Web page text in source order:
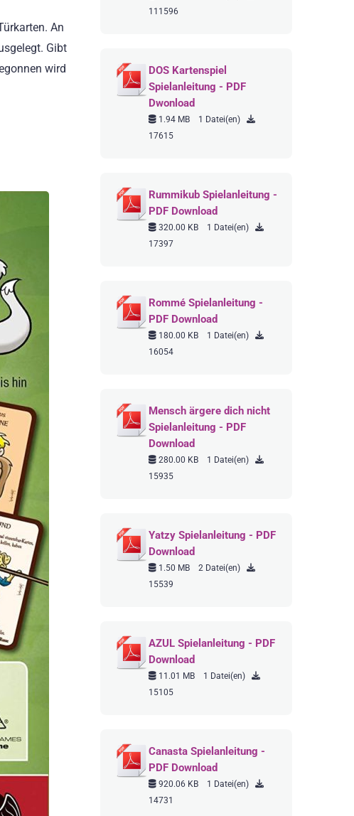
An
Gibt
wird
111596
DOS Kartenspiel
Spielanleitung - PDF
Dwonload
1.94 MB
1 Datei(en)
17615
Rummikub Spielanleitung -
PDF Download
320.00 KB
1 Datei(en)
17397
Rommé Spielanleitung -
PDF Download
180.00 KB
1 Datei(en)
16054
Mensch ärgere dich nicht
Spielanleitung - PDF
Download
280.00 KB
1 Datei(en)
15935
Yatzy Spielanleitung - PDF
Download
1.50 MB
2 Datei(en)
15539
AZUL Spielanleitung - PDF
Download
11.01 MB
1 Datei(en)
15105
Canasta Spielanleitung -
PDF Download
920.06 KB
1 Datei(en)
14731